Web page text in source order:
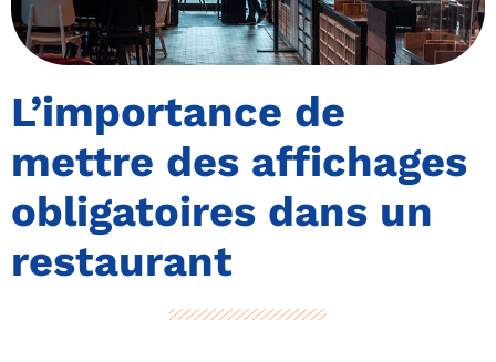
L’importance de
mettre des affichages
obligatoires dans un
restaurant